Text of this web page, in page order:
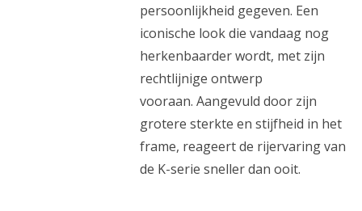
persoonlijkheid gegeven. Een
iconische look die vandaag nog
herkenbaarder wordt, met zijn
rechtlijnige ontwerp
vooraan. Aangevuld door zijn
grotere sterkte en stijfheid in het
frame, reageert de rijervaring van
de K-serie sneller dan ooit.